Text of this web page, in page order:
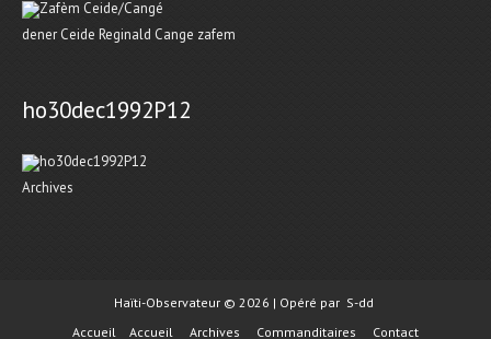
dener Ceide Reginald Cange zafem
ho30dec1992P12
Archives
Haïti-Observateur © 2026 | Opéré par S-dd
Accueil
Accueil Archives Commanditaires
Contact